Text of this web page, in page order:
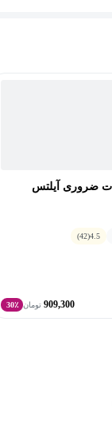
و رایتینگ،
تقویت
ضروری آیلتس
4.5
(42)
909,300 تومان 30٪